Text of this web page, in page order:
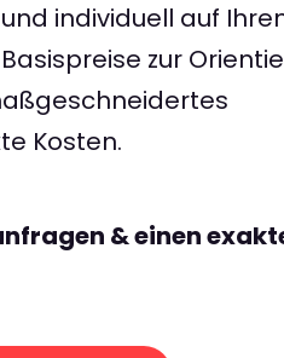
individuell auf
zur
Kosten.
& einen